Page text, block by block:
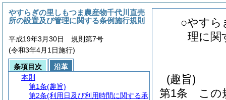
○やすら
理に関
(趣旨)
第1条
この
やすらぎの里しもつま農産物千代川直売
所の設置及び管理に関する条例施行規則
平成19年3月30日 規則第7号
(令和3年4月1日施行)
条項目次
沿革
本則
第1条(趣旨)
第2条(利用日及び利用時間に関する承